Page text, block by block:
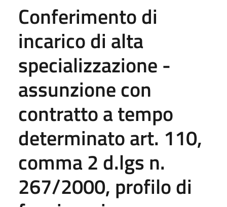
Conferimento di
incarico di alta
specializzazione -
assunzione con
contratto a tempo
determinato art. 110,
comma 2 d.lgs n.
267/2000, profilo di